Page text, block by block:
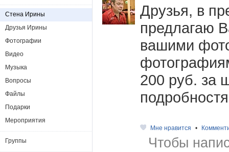
Друзья, в
предлагаю
вашими
200 руб. за
Мне нравится •
Чтобы
Стена Ирины
Друзья Ирины
Фотографии
Видео
Музыка
Вопросы
Файлы
Подарки
Мероприятия
Группы